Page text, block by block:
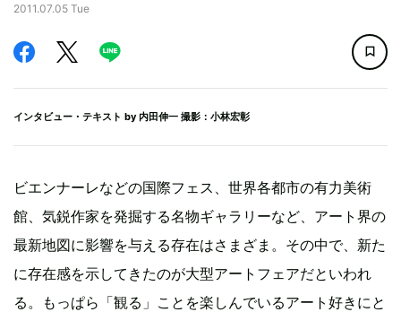
2011.07.05 Tue
インタビュー・テキスト by 内田伸一 撮影：小林宏彰
ビエンナーレなどの国際フェス、世界各都市の有力美術
館、気鋭作家を発掘する名物ギャラリーなど、アート界の
最新地図に影響を与える存在はさまざま。その中で、新た
に存在感を示してきたのが大型アートフェアだといわれ
る。もっぱら「観る」ことを楽しんでいるアート好きにと